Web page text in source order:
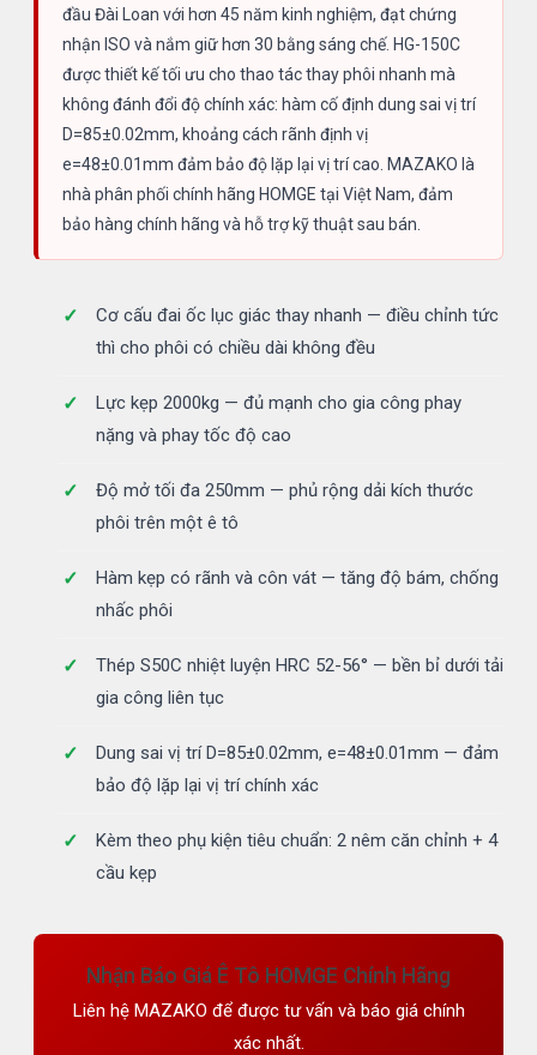
đầu Đài Loan với hơn 45 năm kinh nghiệm, đạt chứng
nhận ISO và nắm giữ hơn 30 bằng sáng chế. HG-150C
được thiết kế tối ưu cho thao tác thay phôi nhanh mà
không đánh đổi độ chính xác: hàm cố định dung sai vị trí
D=85±0.02mm, khoảng cách rãnh định vị
e=48±0.01mm đảm bảo độ lặp lại vị trí cao. MAZAKO là
nhà phân phối chính hãng HOMGE tại Việt Nam, đảm
bảo hàng chính hãng và hỗ trợ kỹ thuật sau bán.
Cơ cấu đai ốc lục giác thay nhanh — điều chỉnh tức
thì cho phôi có chiều dài không đều
Lực kẹp 2000kg — đủ mạnh cho gia công phay
nặng và phay tốc độ cao
Độ mở tối đa 250mm — phủ rộng dải kích thước
phôi trên một ê tô
Hàm kẹp có rãnh và côn vát — tăng độ bám, chống
nhấc phôi
Thép S50C nhiệt luyện HRC 52-56° — bền bỉ dưới tải
gia công liên tục
Dung sai vị trí D=85±0.02mm, e=48±0.01mm — đảm
bảo độ lặp lại vị trí chính xác
Kèm theo phụ kiện tiêu chuẩn: 2 nêm căn chỉnh + 4
cầu kẹp
Nhận Báo Giá Ê Tô HOMGE Chính Hãng
Liên hệ MAZAKO để được tư vấn và báo giá chính
xác nhất.